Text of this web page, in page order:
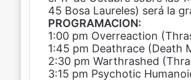
t
r
p
o
r
c
o
45 Bosa Laureles) será la
PROGRAMACION:
1:00 pm Overreaction
1:45 pm Deathrace (Death
2:30 pm Warthrashed
3:15 pm Psychotic